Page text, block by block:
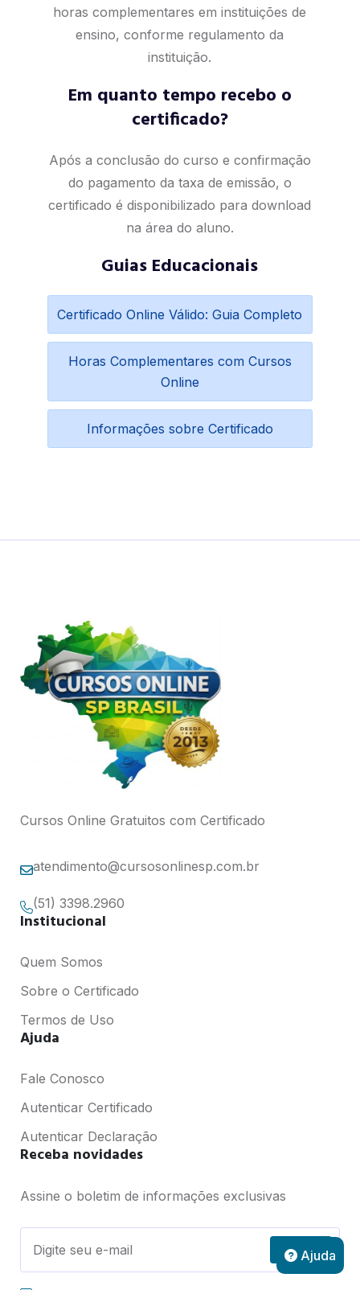
horas complementares em instituições de
ensino, conforme regulamento da
instituição.
Em quanto tempo recebo o
certificado?
Após a conclusão do curso e confirmação
do pagamento da taxa de emissão, o
certificado é disponibilizado para download
na área do aluno.
Guias Educacionais
Certificado Online Válido: Guia Completo
Horas Complementares com Cursos
Online
Informações sobre Certificado
Cursos Online Gratuitos com Certificado
atendimento@cursosonlinesp.com.br
(51) 3398.2960
Institucional
Quem Somos
Sobre o Certificado
Termos de Uso
Ajuda
Fale Conosco
Autenticar Certificado
Autenticar Declaração
Receba novidades
Assine o boletim de informações exclusivas
Assinar
Ajuda